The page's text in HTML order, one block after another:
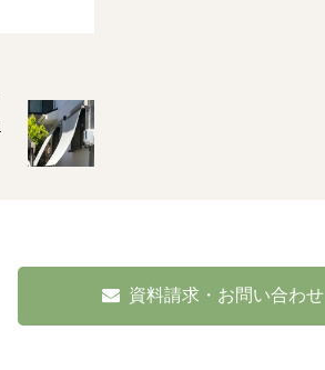
資料請求・お問い合わせ